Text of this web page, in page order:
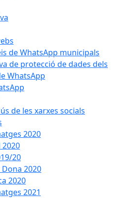
de WhatsApp municipals
de protecció de dades dels
WhatsApp
de les xarxes socials
2020
2020
20
2020
2020
2021